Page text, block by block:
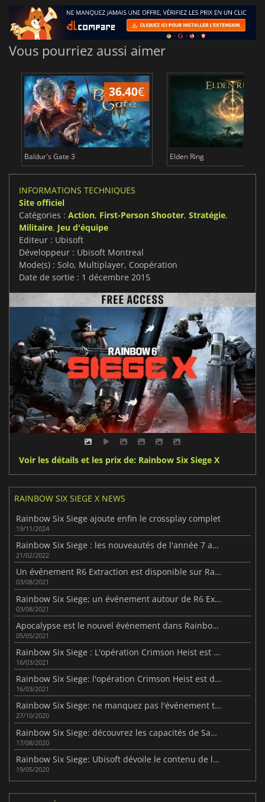
Vous pourriez aussi aimer
36.40€
Baldur's Gate 3 Elden Ring
INFORMATIONS TECHNIQUES
Site officiel
Catégories : Action, First-Person Shooter, Stratégie,
Militaire, Jeu d'équipe
Editeur : Ubisoft
Développeur : Ubisoft Montreal
Mode(s) : Solo, Multiplayer, Coopération
Date de sortie : 1 décembre 2015
Voir les détails et les prix de: Rainbow Six Siege X
RAINBOW SIX SIEGE X NEWS
Rainbow Six Siege ajoute enfin le crossplay complet
19/11/2024
Rainbow Six Siege : les nouveautés de l'année 7 annoncées
21/02/2022
Un événement R6 Extraction est disponible sur Rainbow Six Siege
03/08/2021
Rainbow Six Siege; un événement autour de R6 Extraction est disponible
03/08/2021
Apocalypse est le nouvel événement dans Rainbow Six Siege
05/05/2021
Rainbow Six Siege : L'opération Crimson Heist est en ligne
16/03/2021
Rainbow Six Siege: l'opération Crimson Heist est disponible
16/03/2021
Rainbow Six Siege: ne manquez pas l'événement temporaire Sugar Fright
27/10/2020
Rainbow Six Siege: découvrez les capacités de Sam Fisher
17/08/2020
Rainbow Six Siege: Ubisoft dévoile le contenu de la saison 5
19/05/2020